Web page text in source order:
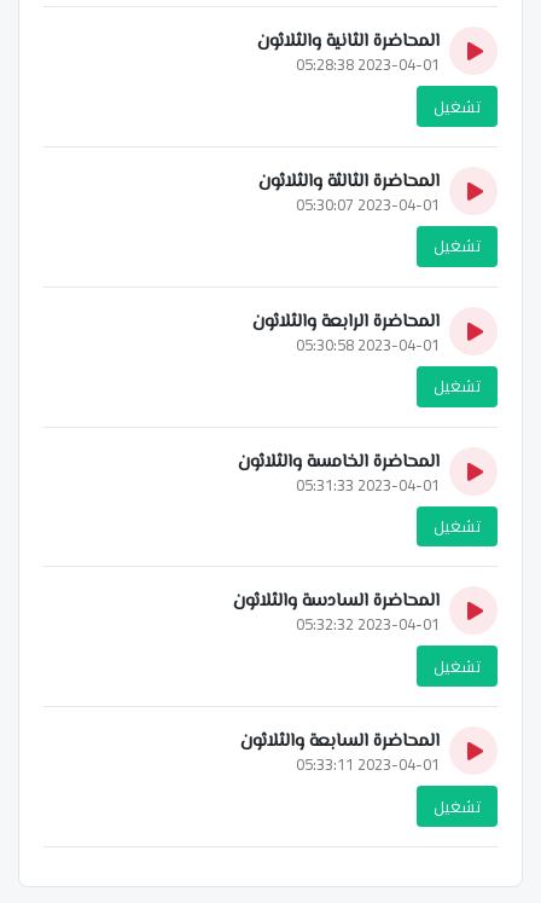
المحاضرة الثانية والثلاثون
2023-04-01 05:28:38
تشغيل
المحاضرة الثالثة والثلاثون
2023-04-01 05:30:07
تشغيل
المحاضرة الرابعة والثلاثون
2023-04-01 05:30:58
تشغيل
المحاضرة الخامسة والثلاثون
2023-04-01 05:31:33
تشغيل
المحاضرة السادسة والثلاثون
2023-04-01 05:32:32
تشغيل
المحاضرة السابعة والثلاثون
2023-04-01 05:33:11
تشغيل